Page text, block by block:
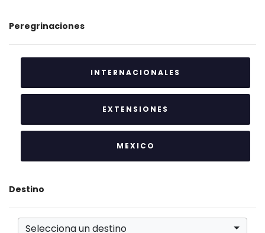
Peregrinaciones
INTERNACIONALES
EXTENSIONES
MEXICO
Destino
Selecciona un destino